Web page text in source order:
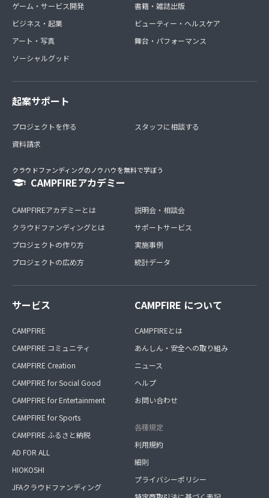
ゲーム・サービス開発
ビジネス・起業
アート・写真
ソーシャルグッド
書籍・雑誌出版
ビューティー・ヘルスケア
舞台・パフォーマンス
起案サポート
プロジェクトを作る
資料請求
スタッフに相談する
クラウドファンディングのノウハウを無料で学ぼう
CAMPFIREアカデミー
CAMPFIREアカデミーとは
クラウドファンディングとは
プロジェクトの作り方
プロジェクトの広め方
説明会・相談会
サポートサービス
実施事例
統計データ
サービス
CAMPFIRE
CAMPFIRE コミュニティ
CAMPFIRE Creation
CAMPFIRE for Social Good
CAMPFIRE for Entertainment
CAMPFIRE for Sports
CAMPFIRE ふるさと納税
AD FOR ALL
HIOKOSHI
JFAクラウドファンディング
CAMPFIRE について
CAMPFIREとは
あんしん・安全への取り組み
ニュース
ヘルプ
お問い合わせ
各種規定
利用規約
細則
プライバシーポリシー